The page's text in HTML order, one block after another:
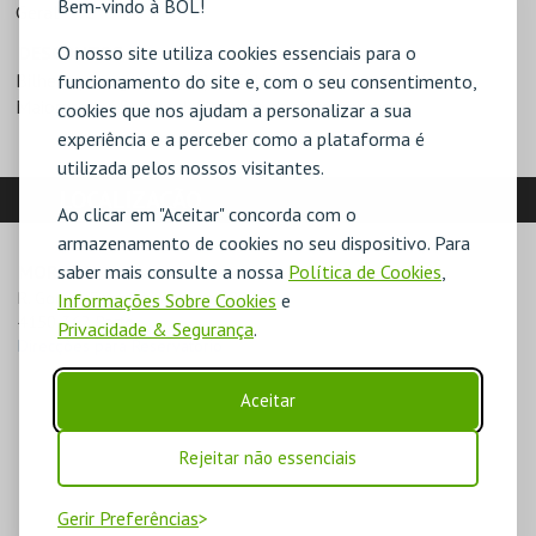
Bem-vindo à BOL!
O nosso site utiliza cookies essenciais para o
funcionamento do site e, com o seu consentimento,
cookies que nos ajudam a personalizar a sua
experiência e a perceber como a plataforma é
utilizada pelos nossos visitantes.
Ao clicar em "Aceitar" concorda com o
armazenamento de cookies no seu dispositivo. Para
saber mais consulte a nossa Política de Cookies,
Informações Sobre Cookies e
Privacidade & Segurança.
Aceitar
Rejeitar não essenciais
Gerir Preferências
Geral - 4€
DESCONTOS
Bilhete para grupo (>10)
Entidades com protocolo
Maiores de 65 anos
Situação de desemprego
MORADA
R. Gomes Eanes de Azurara 122
4150-362 Porto
Direcções para Reservatório